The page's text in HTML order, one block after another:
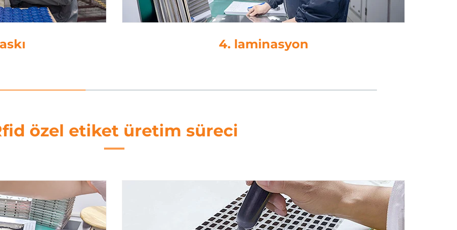
5. yumruklama
özel etiket üretim süreci